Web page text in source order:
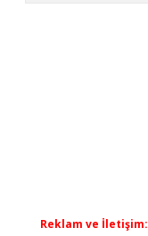
Reklam ve İletişim: